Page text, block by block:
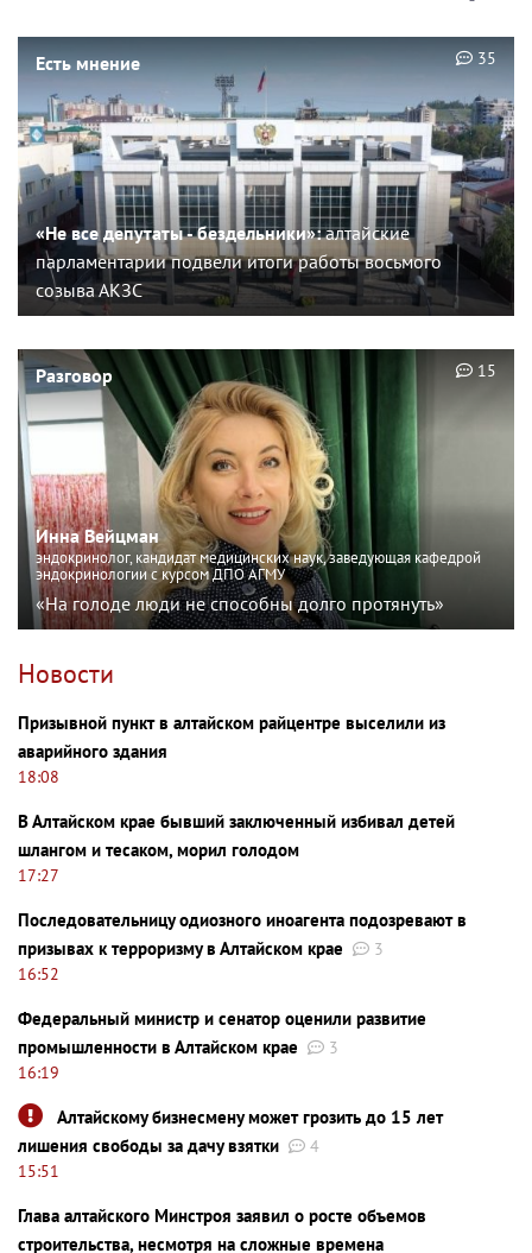
Есть мнение
«Не все депутаты - бездельники»:алтайские
парламентарии подвели итоги работы восьмого
созыва АКЗС
35
Разговор
Инна Вейцман
эндокринолог, кандидат медицинских наук, заведующая кафедрой
эндокринологии с курсом ДПО АГМУ
«На голоде люди не способны долго протянуть»
15
Новости
Призывной пункт в алтайском райцентре выселили из
аварийного здания
18:08
В Алтайском крае бывший заключенный избивал детей
шлангом и тесаком, морил голодом
17:27
Последовательницу одиозного иноагента подозревают в
призывах к терроризму в Алтайском крае
3
16:52
Федеральный министр и сенатор оценили развитие
промышленности в Алтайском крае
3
16:19
Алтайскому бизнесмену может грозить до 15 лет
лишения свободы за дачу взятки
4
15:51
Глава алтайского Минстроя заявил о росте объемов
строительства, несмотря на сложные времена